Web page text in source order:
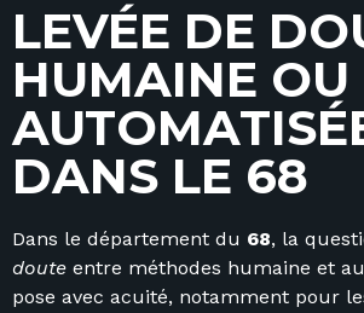
LEVÉE DE DO
HUMAINE OU
AUTOMATISÉ
DANS LE 68
Dans le département du 68, la
doute entre méthodes humaine et
pose avec acuité, notamment pour